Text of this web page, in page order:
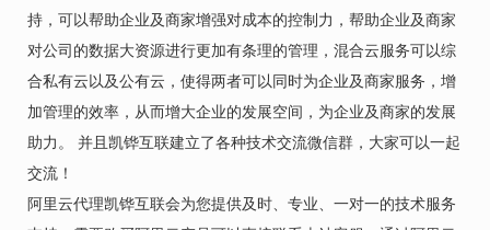
持，可以帮助企业及商家增强对成本的控制力，帮助企业及商家
对公司的数据大资源进行更加有条理的管理，混合云服务可以综
合私有云以及公有云，使得两者可以同时为企业及商家服务，增
加管理的效率，从而增大企业的发展空间，为企业及商家的发展
助力。 并且凯铧互联建立了各种技术交流微信群，大家可以一起
交流！
阿里云代理凯铧互联会为您提供及时、专业、一对一的技术服务